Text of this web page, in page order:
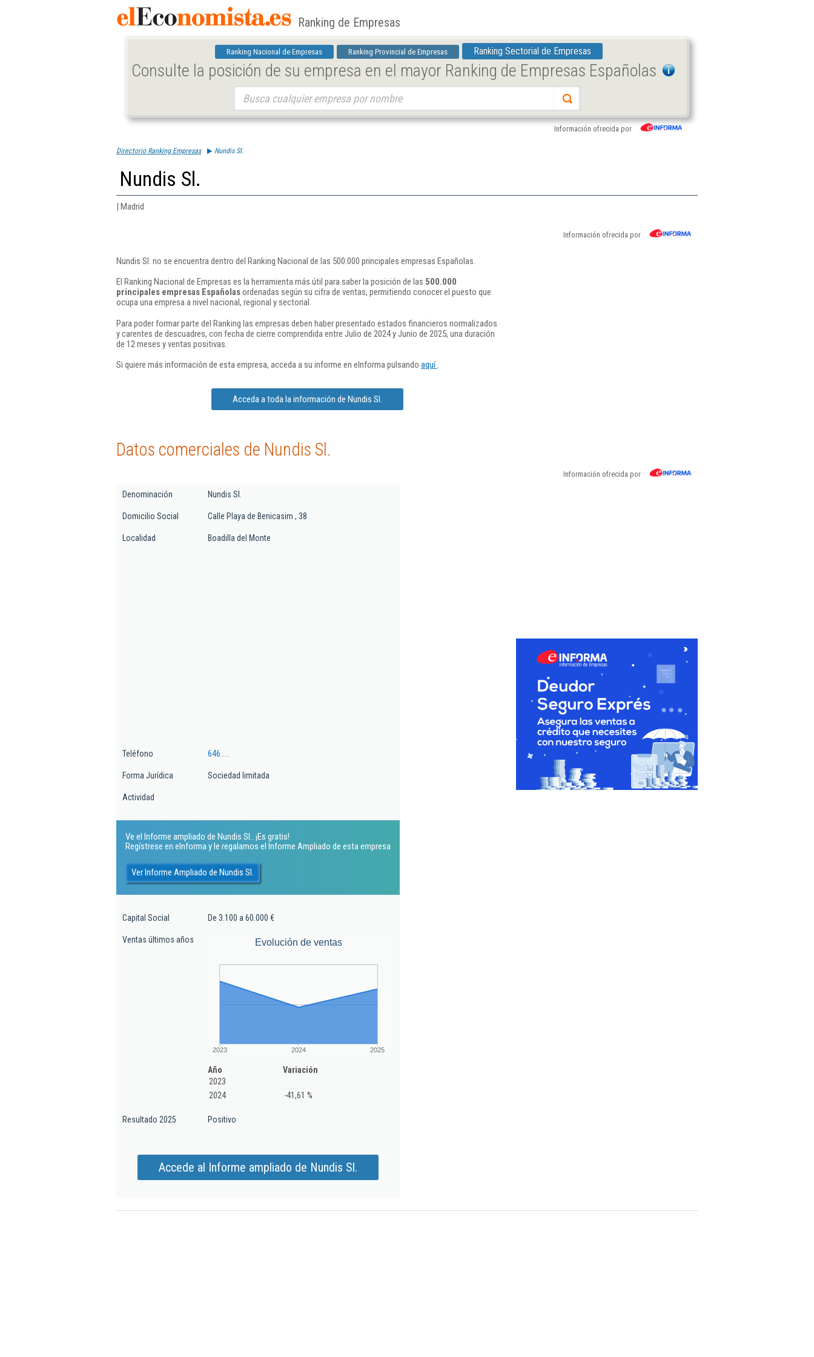
Ranking de Empresas
Ranking Nacional de Empresas Ranking Provincial de Empresas Ranking Sectorial de Empresas
Consulte la posición de su empresa en el mayor Ranking de Empresas Españolas
Información ofrecida por
Directorio Ranking Empresas Nundis Sl.
Nundis Sl.
| Madrid
Información ofrecida por
Nundis Sl. no se encuentra dentro del Ranking Nacional de las 500.000 principales empresas Españolas.
El Ranking Nacional de Empresas es la herramienta más útil para saber la posición de las 500.000
principales empresas Españolasordenadas según su cifra de ventas, permitiendo conocer el puesto que
ocupa una empresa a nivel nacional, regional y sectorial.
Para poder formar parte del Ranking las empresas deben haber presentado estados financieros normalizados
y carentes de descuadres, con fecha de cierre comprendida entre Julio de 2024 y Junio de 2025, una duración
de 12 meses y ventas positivas.
Si quiere más información de esta empresa, acceda a su informe en eInforma pulsando aquí.
Acceda a toda la información de Nundis Sl.
Datos comerciales de Nundis Sl.
Información ofrecida por
Denominación Nundis Sl.
Domicilio Social Calle Playa de Benicasim , 38
Localidad Boadilla del Monte
Teléfono 646.....
Forma Jurídica Sociedad limitada
Actividad
Ve el Informe ampliado de Nundis Sl.. ¡Es gratis!
Regístrese en eInforma y le regalamos el Informe Ampliado de esta empresa
Ver Informe Ampliado de Nundis Sl.
Capital Social De 3.100 a 60.000 €
Ventas últimos años Evolución de ventas
2023 2024 2025
Año
Variación
2023
2024
-41,61 %
Resultado 2025 Positivo
Accede al Informe ampliado de Nundis Sl.